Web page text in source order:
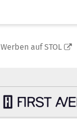
Werben auf STOL